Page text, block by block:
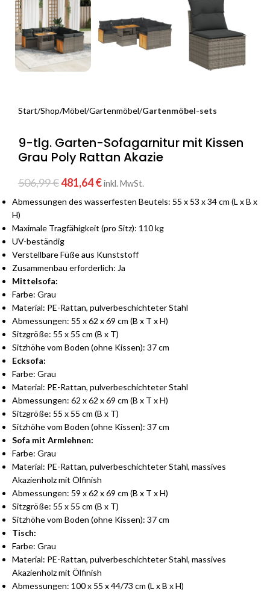
Start Shop Möbel Gartenmöbel Gartenmöbel-sets
9-tlg. Garten-Sofagarnitur mit Kissen
Grau Poly Rattan Akazie
506,99€481,64€inkl. MwSt.
Abmessungen des wasserfesten Beutels: 55 x 53 x 34 cm (L x B x
H)
Maximale Tragfähigkeit (pro Sitz): 110 kg
UV-beständig
Verstellbare Füße aus Kunststoff
Zusammenbau erforderlich: Ja
Mittelsofa:
Farbe: Grau
Material: PE-Rattan, pulverbeschichteter Stahl
Abmessungen: 55 x 62 x 69 cm (B x T x H)
Sitzgröße: 55 x 55 cm (B x T)
Sitzhöhe vom Boden (ohne Kissen): 37 cm
Ecksofa:
Farbe: Grau
Material: PE-Rattan, pulverbeschichteter Stahl
Abmessungen: 62 x 62 x 69 cm (B x T x H)
Sitzgröße: 55 x 55 cm (B x T)
Sitzhöhe vom Boden (ohne Kissen): 37 cm
Sofa mit Armlehnen:
Farbe: Grau
Material: PE-Rattan, pulverbeschichteter Stahl, massives
Akazienholz mit Ölfinish
Abmessungen: 59 x 62 x 69 cm (B x T x H)
Sitzgröße: 55 x 55 cm (B x T)
Sitzhöhe vom Boden (ohne Kissen): 37 cm
Tisch:
Farbe: Grau
Material: PE-Rattan, pulverbeschichteter Stahl, massives
Akazienholz mit Ölfinish
Abmessungen: 100 x 55 x 44/73 cm (L x B x H)